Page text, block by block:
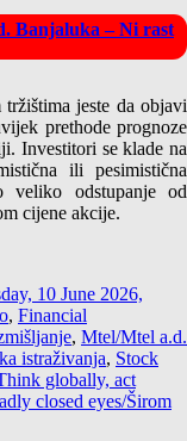
Banjaluka – Ni rast
jeste da objavi
prethode prognoze
Investitori se klade na
ili pesimistična
veliko odstupanje od
cijene akcije.
10 June 2026,
, Financial
, Mtel/Mtel a.d.
istraživanja, Stock
globally, act
closed eyes/Širom